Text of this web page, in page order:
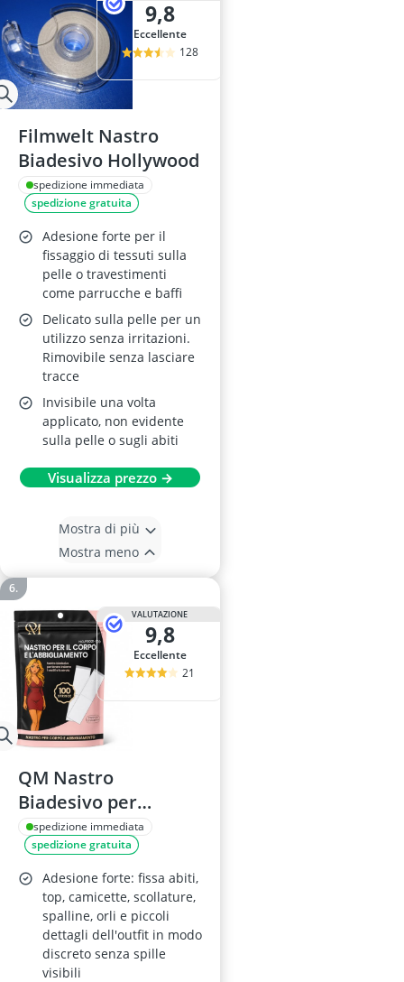
9,8
Eccellente
128
Filmwelt Nastro
Biadesivo Hollywood
spedizione immediata
spedizione gratuita
Adesione forte per il
fissaggio di tessuti sulla
pelle o travestimenti
come parrucche e baffi
Delicato sulla pelle per un
utilizzo senza irritazioni.
Rimovibile senza lasciare
tracce
Invisibile una volta
applicato, non evidente
sulla pelle o sugli abiti
Visualizza prezzo →
Mostra di più
Mostra meno
VALUTAZIONE
9,8
Eccellente
21
QM Nastro
Biadesivo per
Abbigliamento –
Fashion Tape
Trasparente, 100
pezzi, 12x85 mm
spedizione immediata
spedizione gratuita
Adesione forte: fissa abiti,
top, camicette, scollature,
spalline, orli e piccoli
dettagli dell'outfit in modo
discreto senza spille
visibili